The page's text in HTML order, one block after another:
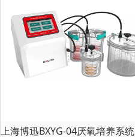
上海博迅BXYG-04厌氧培养系统